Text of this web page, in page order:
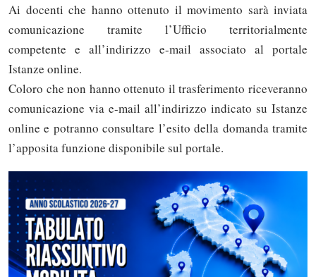
Ai docenti che hanno ottenuto il movimento sarà inviata
comunicazione tramite l’Ufficio territorialmente
competente e all’indirizzo e-mail associato al portale
Istanze online.
Coloro che non hanno ottenuto il trasferimento riceveranno
comunicazione via e-mail all’indirizzo indicato su Istanze
online e potranno consultare l’esito della domanda tramite
l’apposita funzione disponibile sul portale.